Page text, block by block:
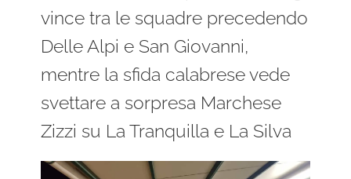
vince tra le squadre precedendo
Delle Alpi e San Giovanni,
mentre la sfida calabrese vede
svettare a sorpresa Marchese
Zizzi su La Tranquilla e La Silva